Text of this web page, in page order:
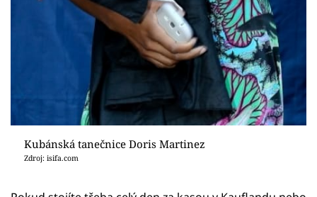
Kubánská tanečnice Doris Martinez
Zdroj: isifa.com